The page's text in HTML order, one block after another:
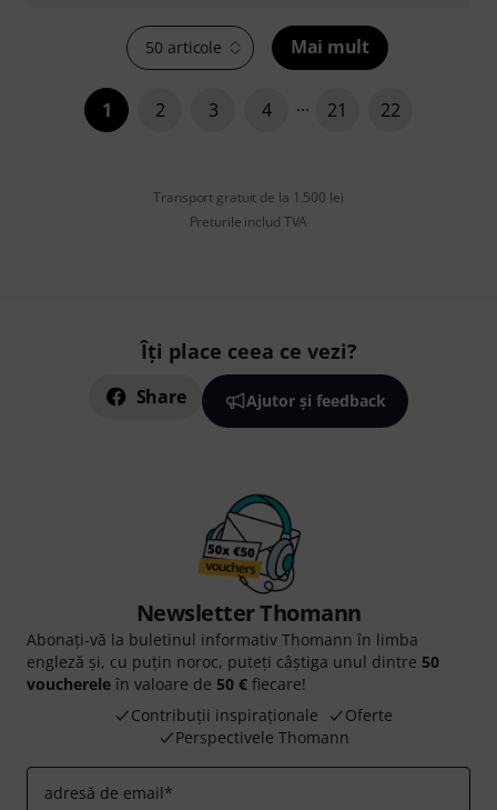
50 articole Mai mult
1 2 3 4 21 22
Transport gratuit de la 1.500 lei
Preturile includ TVA
Îți place ceea ce vezi?
Share Ajutor și feedback
Newsletter Thomann
Abonați-vă la buletinul informativ Thomann în limba
engleză și, cu puțin noroc, puteți câștiga unul dintre 50
voucherele în valoare de 50 € fiecare!
Contribuții inspiraționale
Oferte
Perspectivele Thomann
adresă de email*